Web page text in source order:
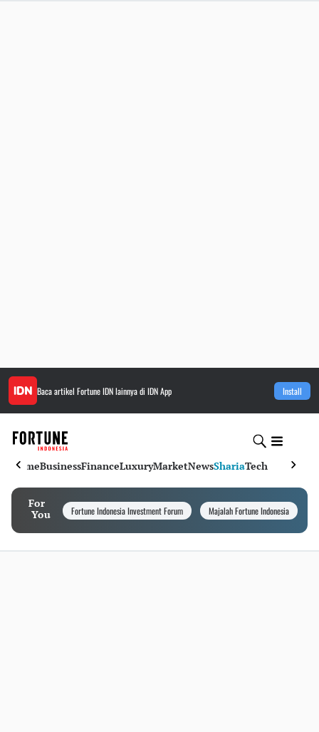
Baca artikel Fortune IDNlainnya di IDN App Install
HomeBusinessFinanceLuxuryMarketNewsShariaTech
For
You
Fortune Indonesia Investment Forum Majalah Fortune Indonesia